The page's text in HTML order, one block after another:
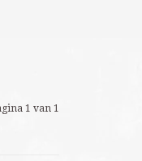
1 van 1